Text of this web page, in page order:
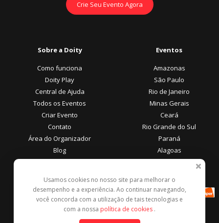
Crie Seu Evento Agora
Sobre a Doity
Como funciona
Doity Play
Central de Ajuda
Todos os Eventos
Criar Evento
Contato
Área do Organizador
Blog
Eventos
Amazonas
São Paulo
Rio de Janeiro
Minas Gerais
Ceará
Rio Grande do Sul
Paraná
Alagoas
Área do Participante
Central de Ajuda
Denunciar este evento
Formas de Pagamento
Usamos cookies no nosso site para melhorar o
desempenho e a experiência. Ao continuar navegando,
você concorda com a utilização de tais tecnologias e
com a nossa política de cookies .